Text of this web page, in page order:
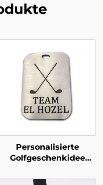
Personalisierte
Golfgeschenkidee
Koffertag, Custom